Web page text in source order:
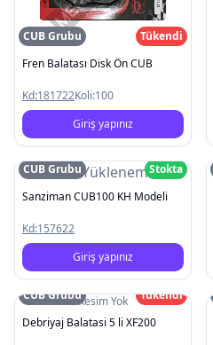
CUB Grubu
Tükendi
Fren Balatası Disk Ön CUB
Kd:181722Koli:100
Giriş yapınız
Resim Yüklenemedi
CUB Grubu
Stokta
Sanziman CUB100 KH Modeli
Kd:157622
Giriş yapınız
Resim Yok
CUB Grubu
Tükendi
Debriyaj Balatasi 5 li XF200